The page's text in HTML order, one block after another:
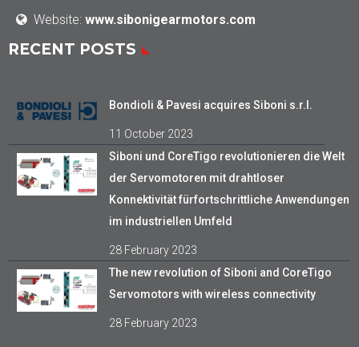
Website: www.sibonigearmotors.com
RECENT POSTS
Bondioli & Pavesi acquires Siboni s.r.l.
11 October 2023
Siboni und CoreTigo revolutionieren die Welt
der Servomotoren mit drahtloser
Konnektivität fürfortschrittliche Anwendungen
im industriellen Umfeld
28 February 2023
The new revolution of Siboni and CoreTigo
Servomotors with wireless connectivity
28 February 2023